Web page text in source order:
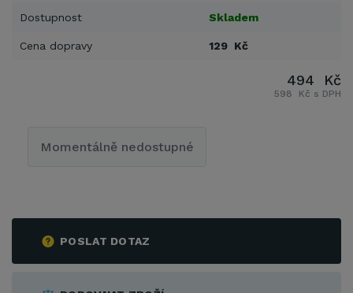
Dostupnost Skladem
Cena dopravy 129 Kč
POSLAT DOTAZ
494 Kč
598 Kč s DPH
Momentálně nedostupné